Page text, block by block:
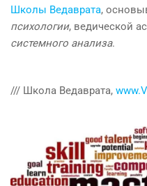
Школы Ведаврата,
психологии, ведической
системного анализа.
/// Школа Ведаврата,